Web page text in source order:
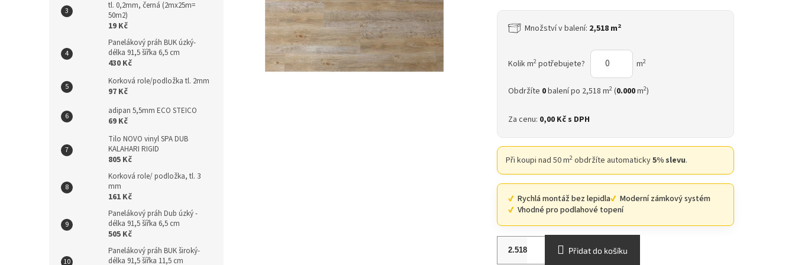
tl. 0,2mm, černá (2mx25m=
50m2)
19 Kč
Panelákový práh BUK úzký-
délka 91,5 šířka 6,5 cm
430 Kč
Korková role/podložka tl. 2mm
97 Kč
adipan 5,5mm ECO STEICO
69 Kč
Tilo NOVO vinyl SPA DUB
KALAHARI RIGID
805 Kč
Korková role/ podložka, tl. 3
mm
161 Kč
Panelákový práh Dub úzký -
délka 91,5 šířka 6,5 cm
505 Kč
Panelákový práh BUK široký-
délka 91,5 šířka 11,5 cm
Množství v balení: 2,518 m2
Kolik m2potřebujete? m2
Obdržíte 0balení po 2,518 m2(0.000m2)
Za cenu: 0,00 Kčs DPH
Při koupi nad 50 m2obdržíte automaticky5% slevu.
Rychlá montáž bez lepidla
Moderní zámkový systém
Vhodné pro podlahové topení
Přidat do košíku